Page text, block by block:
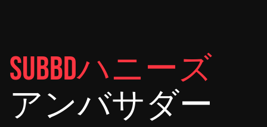
SUBBDハニーズ
アンバサダー